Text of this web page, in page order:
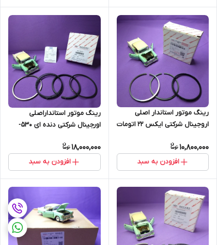
رینگ موتور استاندار اصلی
اروجینال شرکتی ایکس 22 اتومات
10,800,000
افزودن به سبد
رینگ موتور استانداراصلی
اورجینال شرکتی دنده ای 530-
1004030 (اصل)
18,000,000
افزودن به سبد